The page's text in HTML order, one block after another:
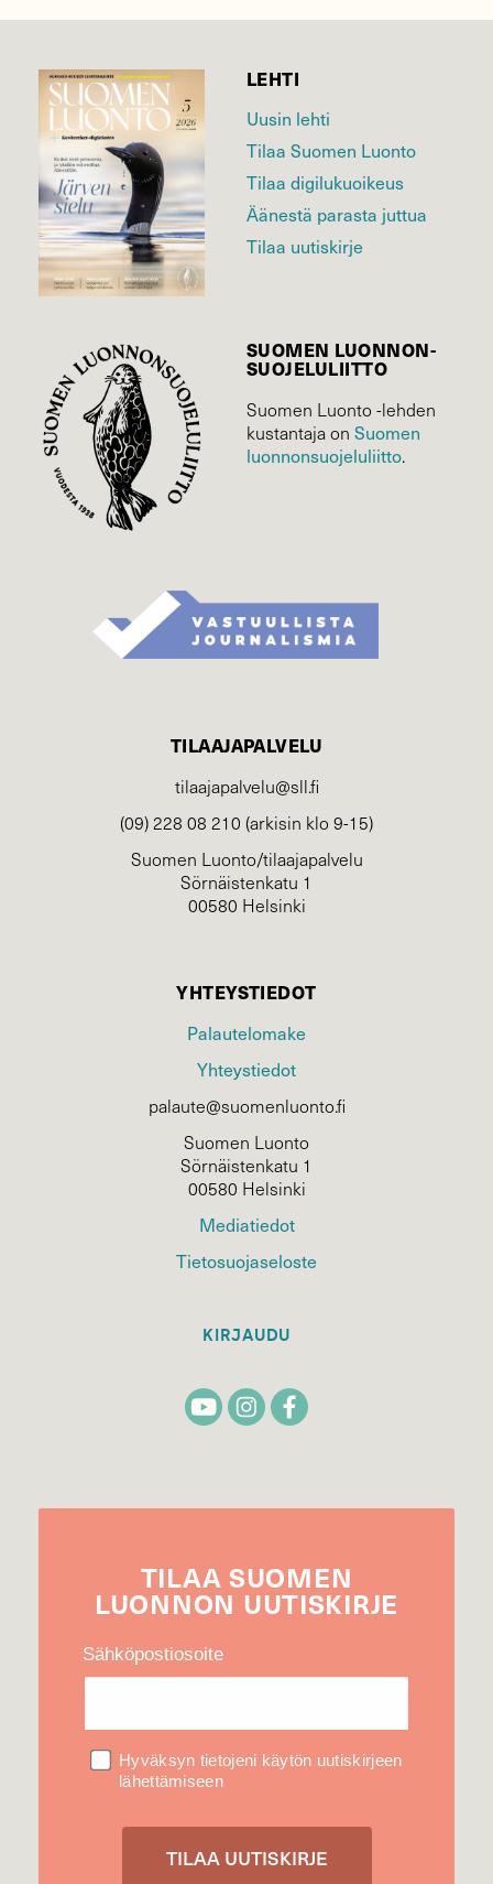
LEHTI
Uusin lehti
Tilaa Suomen Luonto
Tilaa digilukuoikeus
Äänestä parasta juttua
Tilaa uutiskirje
SUOMEN LUONNON­
SUOJELU­LIITTO
Suomen Luonto -lehden
kustantaja on Suomen
luonnonsuojelu­liitto.
TILAAJAPALVELU
tilaajapalvelu@sll.fi
(09) 228 08 210 (arkisin klo 9-15)
Suomen Luonto/tilaajapalvelu
Sörnäistenkatu 1
00580 Helsinki
YHTEYSTIEDOT
Palautelomake
Yhteystiedot
palaute@suomenluonto.fi
Suomen Luonto
Sörnäistenkatu 1
00580 Helsinki
Mediatiedot
Tietosuojaseloste
KIRJAUDU
TILAA SUOMEN
LUONNON UUTIS­KIRJE
Sähköpostiosoite
Hyväksyn tietojeni käytön uutiskirjeen
lähettämiseen